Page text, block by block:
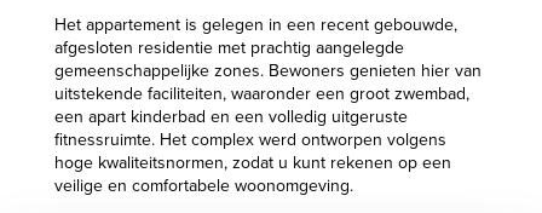
Het appartement is gelegen in een recent gebouwde,
afgesloten residentie met prachtig aangelegde
gemeenschappelijke zones. Bewoners genieten hier van
uitstekende faciliteiten, waaronder een groot zwembad,
een apart kinderbad en een volledig uitgeruste
fitnessruimte. Het complex werd ontworpen volgens
hoge kwaliteitsnormen, zodat u kunt rekenen op een
veilige en comfortabele woonomgeving.